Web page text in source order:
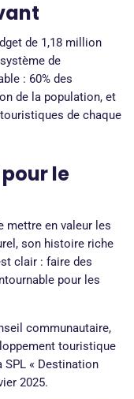
de 1,18 million
de
: 60% des
de la population, et
de chaque
le
mettre en valeur les
son histoire riche
clair : faire des
pour les
communautaire,
touristique
« Destination
2025.